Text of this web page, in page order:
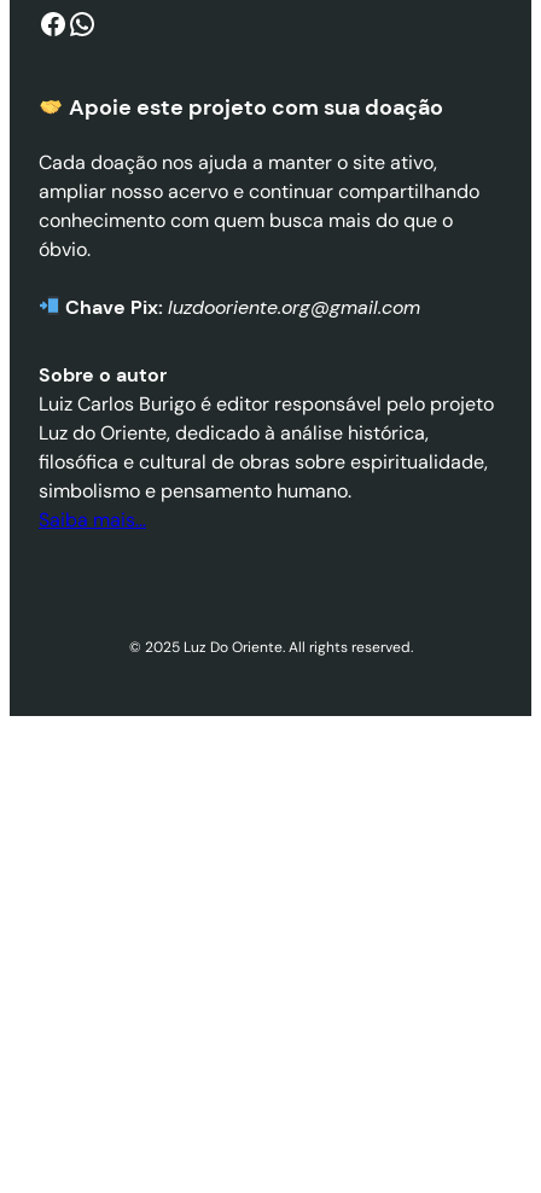
Facebook WhatsApp
Apoie este projeto com sua doação
Cada doação nos ajuda a manter o site ativo,
ampliar nosso acervo e continuar compartilhando
conhecimento com quem busca mais do que o
óbvio.
Chave Pix: luzdooriente.org@gmail.com
Sobre o autor
Luiz Carlos Burigo é editor responsável pelo projeto
Luz do Oriente, dedicado à análise histórica,
filosófica e cultural de obras sobre espiritualidade,
simbolismo e pensamento humano.
Saiba mais…
© 2025 Luz Do Oriente. All rights reserved.